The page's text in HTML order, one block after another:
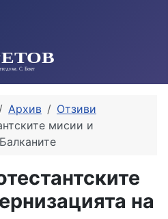
Архив
Отзиви
мисии и
на